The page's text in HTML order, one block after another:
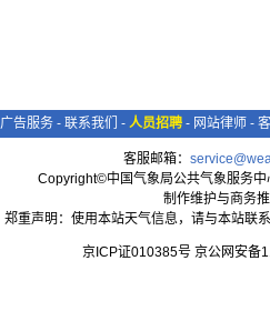
广告服务 - 联系我们 - 人员招聘 - 网站律师 -
客服邮箱：
Copyright©中国气象局公共气象服务
制作维护与商务
郑重声明：使用本站天气信息，请与本站联
京ICP证010385号 京公网安备